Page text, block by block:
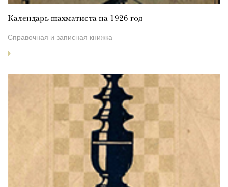
Календарь шахматиста на 1926 год
Справочная и записная книжка